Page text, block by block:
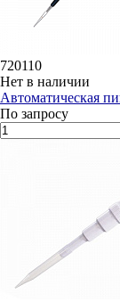
720110
Нет в наличии
Автоматическая
По запросу